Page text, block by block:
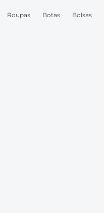
Roupas Botas Bolsas